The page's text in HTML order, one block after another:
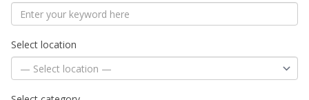
Select location